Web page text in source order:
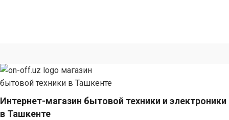
Интернет-магазин бытовой техники и электроники
в Ташкенте